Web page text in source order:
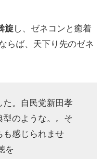
旋し、ゼネコンと癒着
らば、天下り先のゼネ
た。自民党新田孝
のような。。そ
も感じられませ
を